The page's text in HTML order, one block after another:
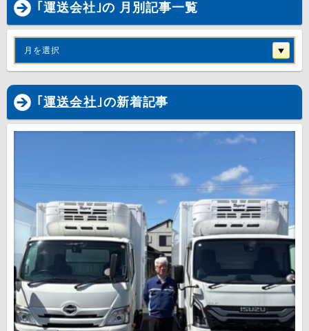
｢運送会社｣の 月別記事一覧
月を選択
｢ 運送会社｣の新着記事